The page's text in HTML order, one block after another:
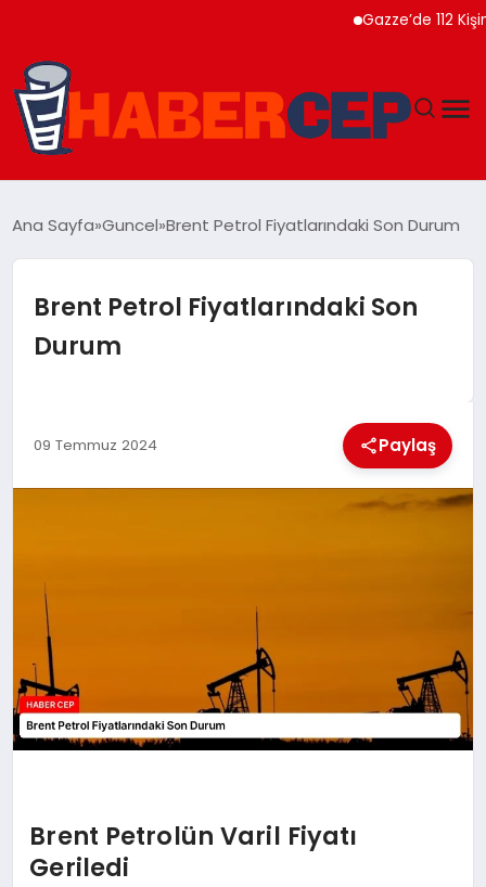
Gazze’de 112 Kişinin
GÜNDEM
TEKNOLOJI
KÜLTÜREL
Ana Sayfa Guncel Brent Petrol Fiyatlarındaki Son Durum
Brent Petrol Fiyatlarındaki Son
Durum
09 Temmuz 2024 Paylaş
Brent Petrolün Varil Fiyatı
Geriledi